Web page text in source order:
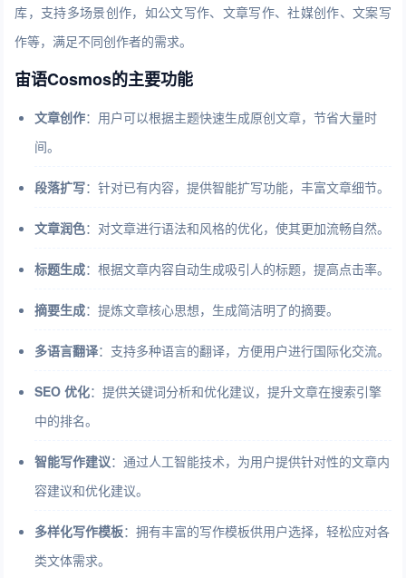
库，支持多场景创作，如公文写作、文章写作、社媒创作、文案写
作等，满足不同创作者的需求。
宙语Cosmos的主要功能
文章创作：用户可以根据主题快速生成原创文章，节省大量时
间。
段落扩写：针对已有内容，提供智能扩写功能，丰富文章细节。
文章润色：对文章进行语法和风格的优化，使其更加流畅自然。
标题生成：根据文章内容自动生成吸引人的标题，提高点击率。
摘要生成：提炼文章核心思想，生成简洁明了的摘要。
多语言翻译：支持多种语言的翻译，方便用户进行国际化交流。
SEO 优化：提供关键词分析和优化建议，提升文章在搜索引擎
中的排名。
智能写作建议：通过人工智能技术，为用户提供针对性的文章内
容建议和优化建议。
多样化写作模板：拥有丰富的写作模板供用户选择，轻松应对各
类文体需求。